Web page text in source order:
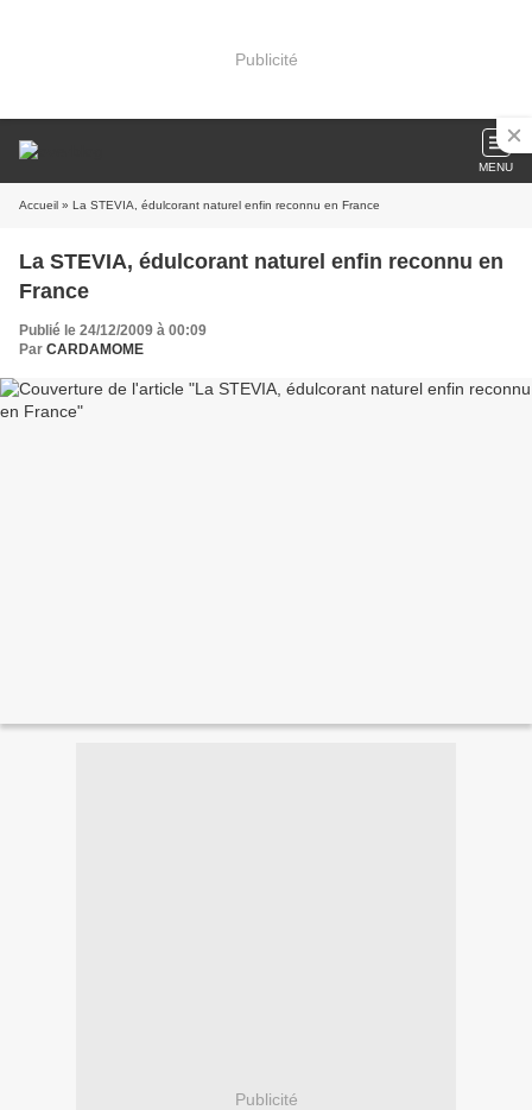
Publicité
MENU
Accueil » La STEVIA, édulcorant naturel enfin reconnu en France
La STEVIA, édulcorant naturel enfin reconnu en
France
Publié le 24/12/2009 à 00:09
Par CARDAMOME
Publicité